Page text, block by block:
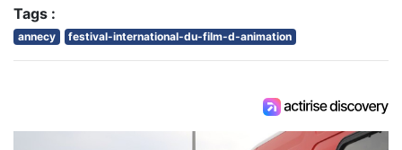
Tags :
annecy festival-international-du-film-d-animation